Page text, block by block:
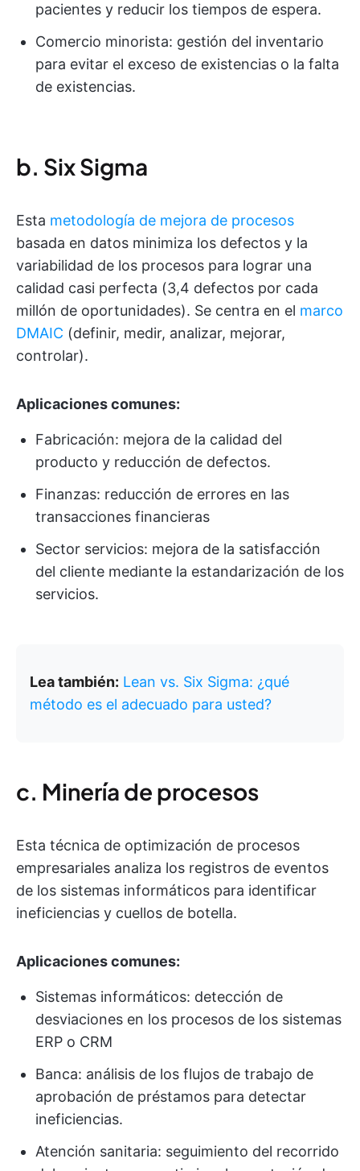
pacientes y reducir los tiempos de espera.
Comercio minorista: gestión del inventario
para evitar el exceso de existencias o la falta
de existencias.
b. Six Sigma
Esta metodología de mejora de procesos
basada en datos minimiza los defectos y la
variabilidad de los procesos para lograr una
calidad casi perfecta (3,4 defectos por cada
millón de oportunidades). Se centra en el marco
DMAIC (definir, medir, analizar, mejorar,
controlar).
Aplicaciones comunes:
Fabricación: mejora de la calidad del
producto y reducción de defectos.
Finanzas: reducción de errores en las
transacciones financieras
Sector servicios: mejora de la satisfacción
del cliente mediante la estandarización de los
servicios.
Lea también: Lean vs. Six Sigma: ¿qué
método es el adecuado para usted?
c. Minería de procesos
Esta técnica de optimización de procesos
empresariales analiza los registros de eventos
de los sistemas informáticos para identificar
ineficiencias y cuellos de botella.
Aplicaciones comunes:
Sistemas informáticos: detección de
desviaciones en los procesos de los sistemas
ERP o CRM
Banca: análisis de los flujos de trabajo de
aprobación de préstamos para detectar
ineficiencias.
Atención sanitaria: seguimiento del recorrido